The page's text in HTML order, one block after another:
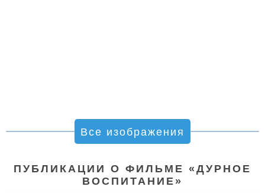
Все изображения
ПУБЛИКАЦИИ О ФИЛЬМЕ «ДУРНОЕ
ВОСПИТАНИЕ»